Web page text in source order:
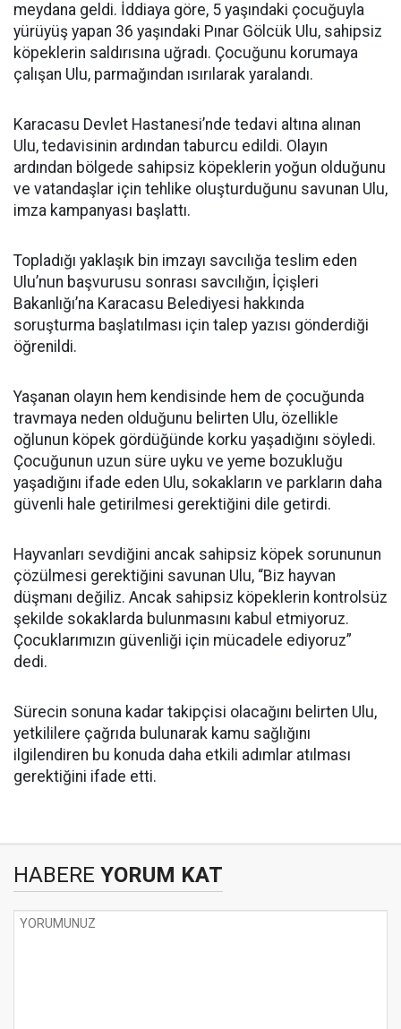
meydana geldi. İddiaya göre, 5 yaşındaki çocuğuyla
yürüyüş yapan 36 yaşındaki Pınar Gölcük Ulu, sahipsiz
köpeklerin saldırısına uğradı. Çocuğunu korumaya
çalışan Ulu, parmağından ısırılarak yaralandı.
Karacasu Devlet Hastanesi’nde tedavi altına alınan
Ulu, tedavisinin ardından taburcu edildi. Olayın
ardından bölgede sahipsiz köpeklerin yoğun olduğunu
ve vatandaşlar için tehlike oluşturduğunu savunan Ulu,
imza kampanyası başlattı.
Topladığı yaklaşık bin imzayı savcılığa teslim eden
Ulu’nun başvurusu sonrası savcılığın, İçişleri
Bakanlığı’na Karacasu Belediyesi hakkında
soruşturma başlatılması için talep yazısı gönderdiği
öğrenildi.
Yaşanan olayın hem kendisinde hem de çocuğunda
travmaya neden olduğunu belirten Ulu, özellikle
oğlunun köpek gördüğünde korku yaşadığını söyledi.
Çocuğunun uzun süre uyku ve yeme bozukluğu
yaşadığını ifade eden Ulu, sokakların ve parkların daha
güvenli hale getirilmesi gerektiğini dile getirdi.
Hayvanları sevdiğini ancak sahipsiz köpek sorununun
çözülmesi gerektiğini savunan Ulu, “Biz hayvan
düşmanı değiliz. Ancak sahipsiz köpeklerin kontrolsüz
şekilde sokaklarda bulunmasını kabul etmiyoruz.
Çocuklarımızın güvenliği için mücadele ediyoruz”
dedi.
Sürecin sonuna kadar takipçisi olacağını belirten Ulu,
yetkililere çağrıda bulunarak kamu sağlığını
ilgilendiren bu konuda daha etkili adımlar atılması
gerektiğini ifade etti.
HABERE YORUM KAT